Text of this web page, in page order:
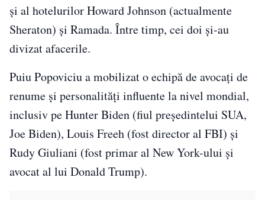
și al hotelurilor Howard Johnson (actualmente
Sheraton) și Ramada. Între timp, cei doi și-au
divizat afacerile.
Puiu Popoviciu a mobilizat o echipă de avocați de
renume și personalități influente la nivel mondial,
inclusiv pe Hunter Biden (fiul președintelui SUA,
Joe Biden), Louis Freeh (fost director al FBI) și
Rudy Giuliani (fost primar al New York-ului și
avocat al lui Donald Trump).